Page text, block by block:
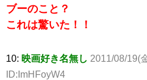
ブーのこと？
これは驚いた！！
10: 映画好き名無し 2011/08/19(
ID:ImHFoyW4